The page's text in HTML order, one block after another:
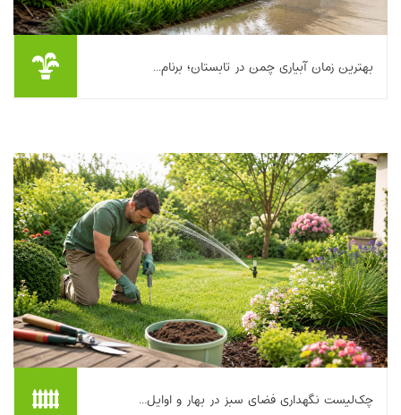
تابستان برای چمن مثل یک آزمون سخت است؛ گرمای شدید، تبخیر
بیشتر بخوانیم ...
بهترین زمان آبیاری چمن در تابستان؛ برنام...
چک‌لیست نگهداری فضای سبز در بهار و اوایل...